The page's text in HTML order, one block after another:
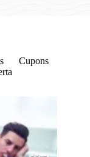
Cupons